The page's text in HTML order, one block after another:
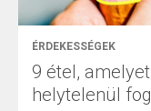
ÉRDEKESSÉGEK
9 étel,
helytelenül